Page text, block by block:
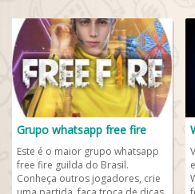
Grupo whatsapp free fire
Este é o maior grupo whatsapp
free fire guilda do Brasil.
Conheça outros jogadores, crie